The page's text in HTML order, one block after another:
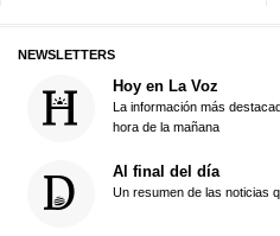
NEWSLETTERS
Hoy en La Voz
La información más
hora de la mañana
Al final del día
Un resumen de las noticias